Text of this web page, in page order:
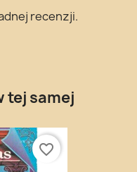
recenzji.
tej samej
favorite_border